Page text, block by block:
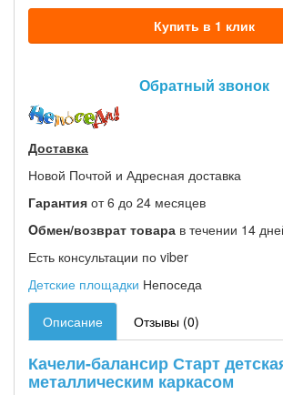
Купить в 1 клик
Обратный звонок
Доставка
Новой Почтой и Адресная доставка
Гарантия от 6 до 24 месяцев
Oбмен/возврат товара в течении 14
Есть консультации по viber
Детские площадки Непоседа
Описание Отзывы (0)
Качели-балансир Старт
металлическим каркасом